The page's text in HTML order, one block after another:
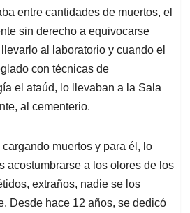
entre cantidades de muertos, el
sin derecho a equivocarse
al laboratorio y cuando el
con técnicas de
el ataúd, lo llevaban a la Sala
al cementerio.
muertos y para él, lo
acostumbrarse a los olores de los
extraños, nadie se los
Desde hace 12 años, se dedicó